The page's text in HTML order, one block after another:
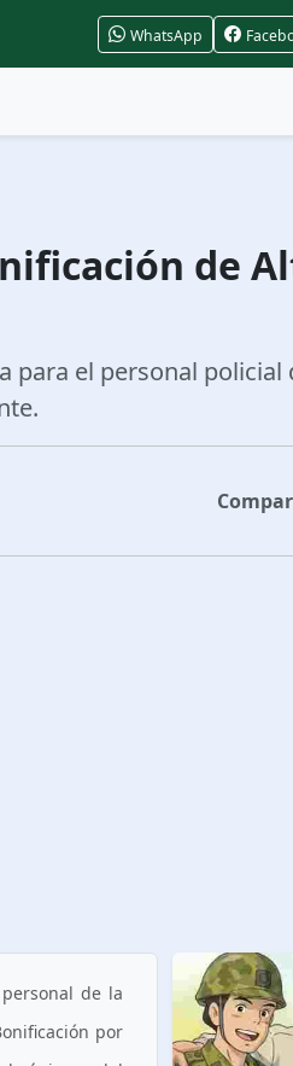
WhatsApp
de
para el personal
de la
por